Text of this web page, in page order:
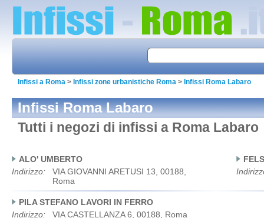
Infissi a Roma > Infissi zone urbanistiche Roma > Infissi Roma Labaro
Infissi Roma Labaro
Tutti i negozi di infissi a Roma Labaro
ALO' UMBERTO
Indirizzo:
VIA GIOVANNI ARETUSI 13, 00188,
Roma
PILA STEFANO LAVORI IN FERRO
Indirizzo:
VIA CASTELLANZA 6, 00188, Roma